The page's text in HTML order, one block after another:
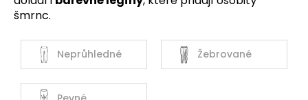
šmrnc.
Neprůhledné Žebrované
u
e
e